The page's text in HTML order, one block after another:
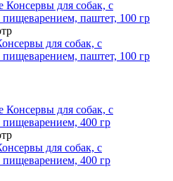
для собак, с
паштет, 100 гр
для собак, с
400 гр